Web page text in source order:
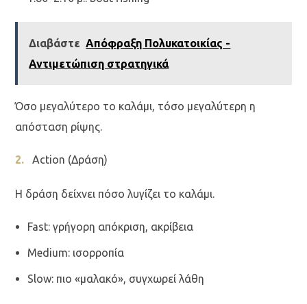
Διαβάστε Απόφραξη Πολυκατοικίας -
Αντιμετώπιση στρατηγικά
Όσο μεγαλύτερο το καλάμι, τόσο μεγαλύτερη η
απόσταση ρίψης.
Action (Δράση)
Η δράση δείχνει πόσο λυγίζει το καλάμι.
Fast: γρήγορη απόκριση, ακρίβεια
Medium: ισορροπία
Slow: πιο «μαλακό», συγχωρεί λάθη